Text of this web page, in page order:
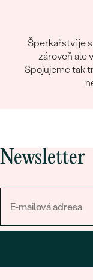
Šperkařství je
zároveň ale
Spojujeme tak
Newsletter